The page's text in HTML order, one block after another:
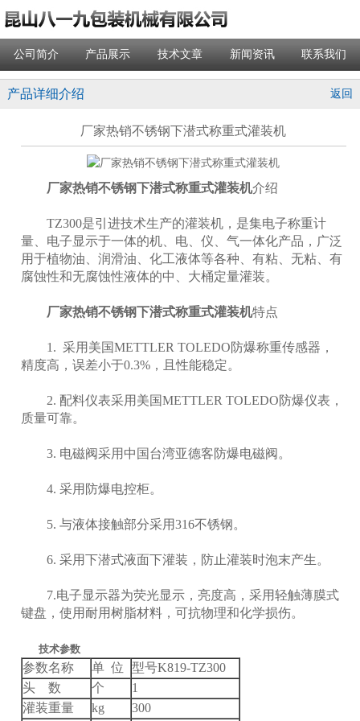
公司简介 产品展示 技术文章 新闻资讯 联系我们
产品详细介绍 返回
厂家热销不锈钢下潜式称重式灌装机
厂家热销不锈钢下潜式称重式灌装机介绍
TZ300是引进技术生产的灌装机，是集电子称重计
量、电子显示于一体的机、电、仪、气一体化产品，广泛
用于植物油、润滑油、化工液体等各种、有粘、无粘、有
腐蚀性和无腐蚀性液体的中、大桶定量灌装。
厂家热销不锈钢下潜式称重式灌装机特点
1. 采用美国METTLER TOLEDO防爆称重传感器，
精度高，误差小于0.3%，且性能稳定。
2. 配料仪表采用美国METTLER TOLEDO防爆仪表，
质量可靠。
3. 电磁阀采用中国台湾亚德客防爆电磁阀。
4. 采用防爆电控柜。
5. 与液体接触部分采用316不锈钢。
6. 采用下潜式液面下灌装，防止灌装时泡末产生。
7.电子显示器为荧光显示，亮度高，采用轻触薄膜式
键盘，使用耐用树脂材料，可抗物理和化学损伤。
技术参数
参数名称 单 位
型号K819-TZ300
头 数
个
1
灌装重量
kg
300